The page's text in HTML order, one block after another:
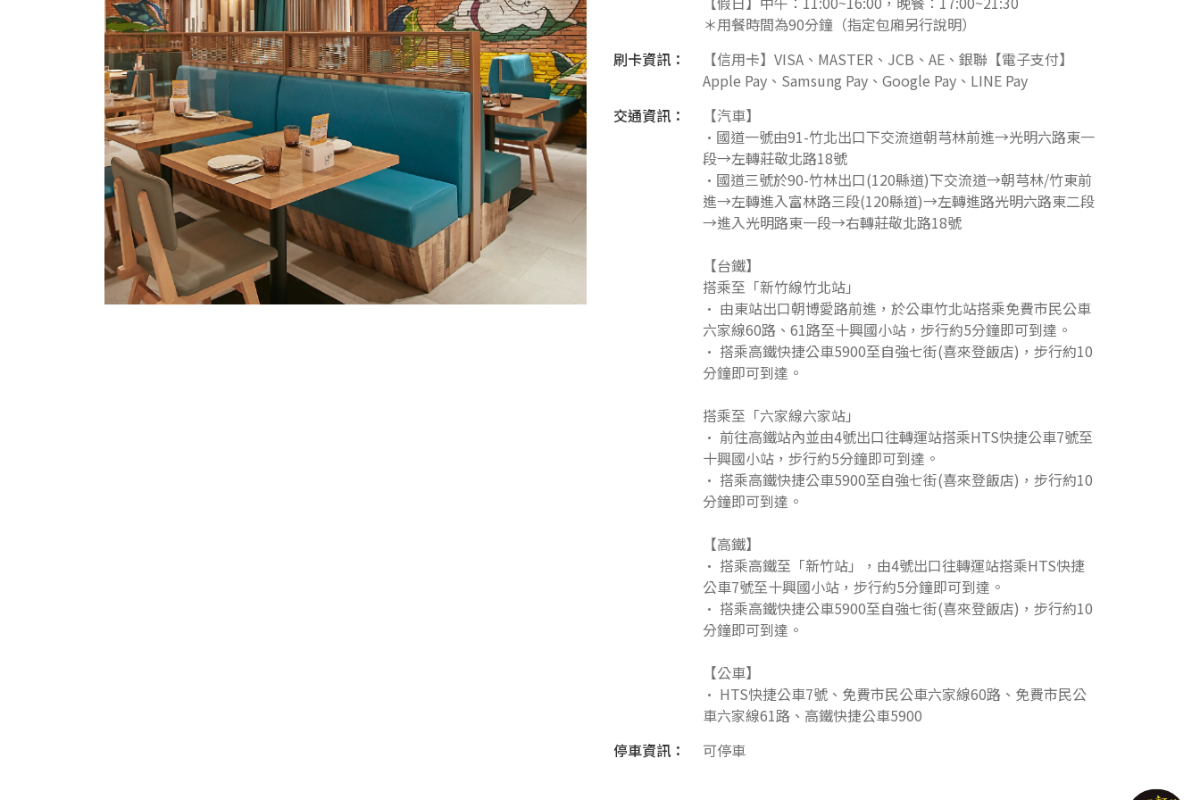
＊用餐時間為90分鐘（指定包廂另行說明）
刷卡資訊：
【信用卡】VISA、MASTER、JCB、AE、銀聯【電子支付】
Apple Pay、Samsung Pay、Google Pay、LINE Pay
交通資訊：
【汽車】
•國道一號由91-竹北出口下交流道朝芎林前進→光明六路東一
段→左轉莊敬北路18號
•國道三號於90-竹林出口(120縣道)下交流道→朝芎林/竹東前
進→左轉進入富林路三段(120縣道)→左轉進路光明六路東二段
→進入光明路東一段→右轉莊敬北路18號
【台鐵】
搭乘至「新竹線竹北站」
• 由東站出口朝博愛路前進，於公車竹北站搭乘免費市民公車
六家線60路、61路至十興國小站，步行約5分鐘即可到達。
• 搭乘高鐵快捷公車5900至自強七街(喜來登飯店)，步行約10
分鐘即可到達。
搭乘至「六家線六家站」
• 前往高鐵站內並由4號出口往轉運站搭乘HTS快捷公車7號至
十興國小站，步行約5分鐘即可到達。
• 搭乘高鐵快捷公車5900至自強七街(喜來登飯店)，步行約10
分鐘即可到達。
【高鐵】
• 搭乘高鐵至「新竹站」，由4號出口往轉運站搭乘HTS快捷
公車7號至十興國小站，步行約5分鐘即可到達。
• 搭乘高鐵快捷公車5900至自強七街(喜來登飯店)，步行約10
分鐘即可到達。
【公車】
• HTS快捷公車7號、免費市民公車六家線60路、免費市民公
車六家線61路、高鐵快捷公車5900
停車資訊：
可停車